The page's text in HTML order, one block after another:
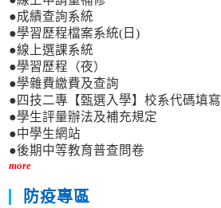
●成績查詢系統
●學習歷程檔案系統(日)
●線上選課系統
●學習歷程（夜）
●學雜費繳費及查詢
●四技二專【甄選入學】校系代碼填寫
●學生評量辦法及補充規定
●中學生網站
●後期中等教育普查問卷
more
防疫專區